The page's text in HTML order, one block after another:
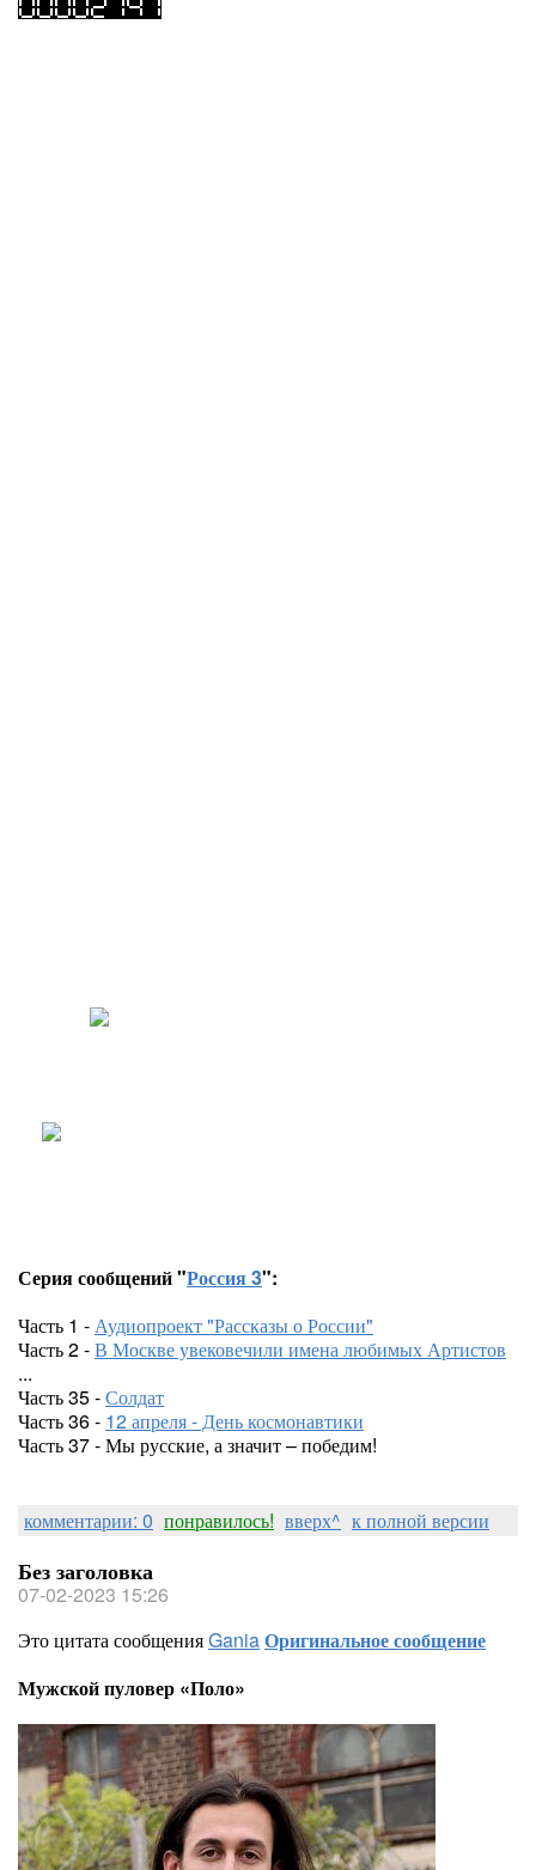
Серия сообщений "Россия 3":
Часть 1 -Аудиопроект "Рассказы о России"
Часть 2 -В Москве увековечили имена любимых Артистов
...
Часть 35 -Солдат
Часть 36 - 12 апреля - День космонавтики
Часть 37 - Мы русские, а значит – победим!
комментарии: 0 понравилось! вверх^ к полной версии
Без заголовка
07-02-2023 15:26
Это цитата сообщенияGaniaОригинальное сообщение
Мужской пуловер «Поло»